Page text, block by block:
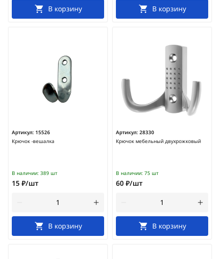
В корзину В корзину
Артикул: 15526
Крючок -вешалка
В наличии: 389 шт
15 ₽/шт
В корзину
Артикул: 28330
Крючок мебельный двухрожковый
В наличии: 75 шт
60 ₽/шт
В корзину